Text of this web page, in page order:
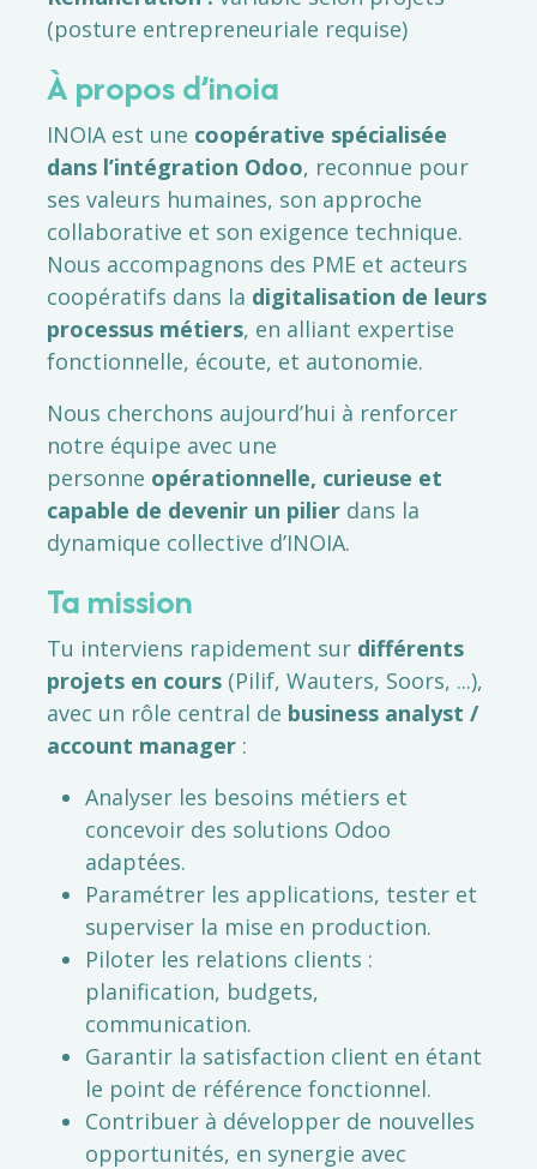
(posture entrepreneuriale requise)
À propos d’inoia
INOIA est une coopérative spécialisée
dans l’intégration Odoo, reconnue pour
ses valeurs humaines, son approche
collaborative et son exigence technique.
Nous accompagnons des PME et acteurs
coopératifs dans la digitalisation de leurs
processus métiers, en alliant expertise
fonctionnelle, écoute, et autonomie.
Nous cherchons aujourd’hui à renforcer
notre équipe avec une
personne opérationnelle, curieuse et
capable de devenir un pilier dans la
dynamique collective d’INOIA.
Ta mission
Tu interviens rapidement sur différents
projets en cours (Pilif, Wauters, Soors, ...),
avec un rôle central de business analyst /
account manager :
Analyser les besoins métiers et
concevoir des solutions Odoo
adaptées.
Paramétrer les applications, tester et
superviser la mise en production.
Piloter les relations clients :
planification, budgets,
communication.
Garantir la satisfaction client en étant
le point de référence fonctionnel.
Contribuer à développer de nouvelles
opportunités, en synergie avec